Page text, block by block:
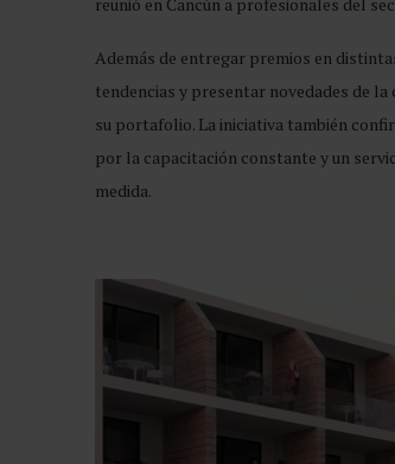
Además de entregar premios en
tendencias y presentar novedades de
su portafolio. La iniciativa también
por la capacitación constante y un
medida.